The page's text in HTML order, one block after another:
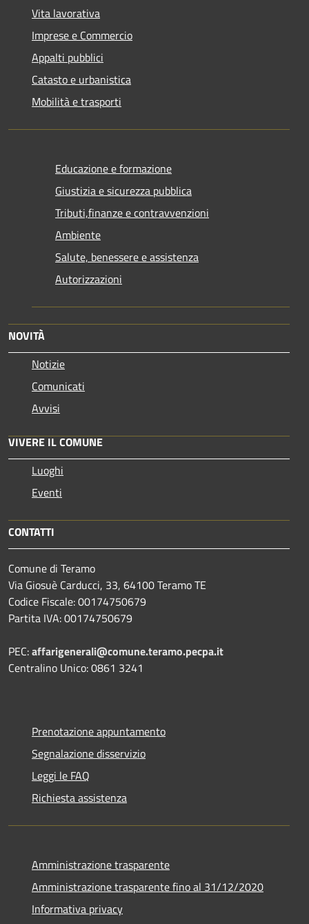
Vita lavorativa
Imprese e Commercio
Appalti pubblici
Catasto e urbanistica
Mobilità e trasporti
Educazione e formazione
Giustizia e sicurezza pubblica
Tributi,finanze e contravvenzioni
Ambiente
Salute, benessere e assistenza
Autorizzazioni
NOVITÀ
Notizie
Comunicati
Avvisi
VIVERE IL COMUNE
Luoghi
Eventi
CONTATTI
Comune di Teramo
Via Giosuè Carducci, 33, 64100 Teramo TE
Codice Fiscale: 00174750679
Partita IVA: 00174750679
PEC:affarigenerali@comune.teramo.pecpa.it
Centralino Unico: 0861 3241
Prenotazione appuntamento
Segnalazione disservizio
Leggi le FAQ
Richiesta assistenza
Amministrazione trasparente
Amministrazione trasparente fino al 31/12/2020
Informativa privacy